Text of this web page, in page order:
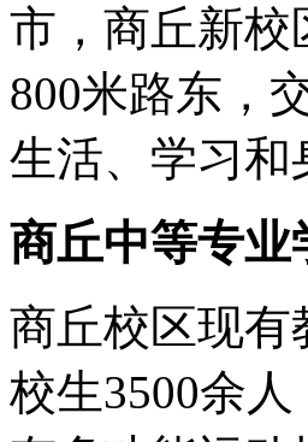
市，商丘新校
800米路东，
生活、学习和
商丘中等专业
商丘校区现有
校生3500余